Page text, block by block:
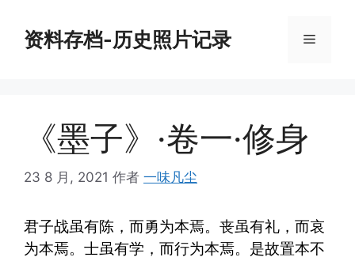
资料存档-历史照片记录 菜
《墨子》·卷一·修身
23 8 月, 2021 作者 一味凡尘
君子战虽有陈，而勇为本焉。丧虽有礼，而哀
为本焉。士虽有学，而行为本焉。是故置本不